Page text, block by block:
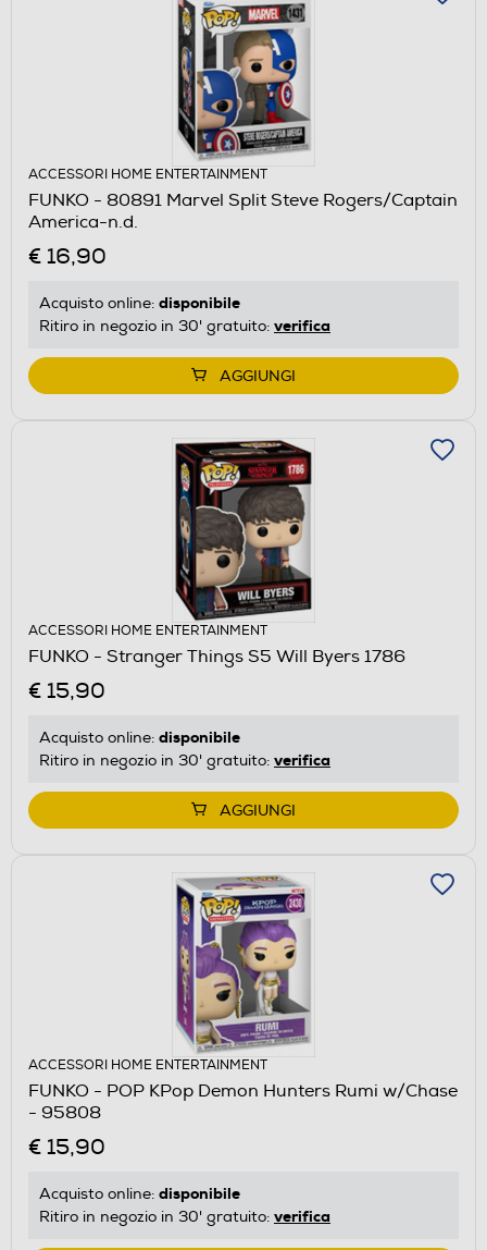
ACCESSORI HOME ENTERTAINMENT
FUNKO - 80891 Marvel Split Steve Rogers/Captain
America-n.d.
€ 16,90
Acquisto online: disponibile
Ritiro in negozio in 30' gratuito: verifica
AGGIUNGI
ACCESSORI HOME ENTERTAINMENT
FUNKO - Stranger Things S5 Will Byers 1786
€ 15,90
Acquisto online: disponibile
Ritiro in negozio in 30' gratuito: verifica
AGGIUNGI
ACCESSORI HOME ENTERTAINMENT
FUNKO - POP KPop Demon Hunters Rumi w/Chase
- 95808
€ 15,90
Acquisto online: disponibile
Ritiro in negozio in 30' gratuito: verifica